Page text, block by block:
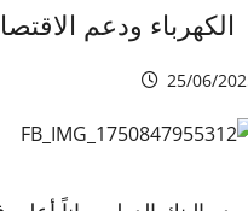
الكهرباء ودعم
25/06/